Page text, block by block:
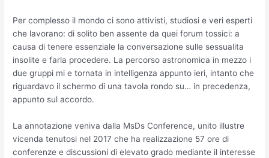
Per complesso il mondo ci sono attivisti, studiosi e veri esperti
che lavorano: di solito ben assente da quei forum tossici: a
causa di tenere essenziale la conversazione sulle sessualita
insolite e farla procedere. La percorso astronomica in mezzo i
due gruppi mi e tornata in intelligenza appunto ieri, intanto che
riguardavo il schermo di una tavola rondo su… in precedenza,
appunto sul accordo.
La annotazione veniva dalla MsDs Conference, unito illustre
vicenda tenutosi nel 2017 che ha realizzazione 57 ore di
conferenze e discussioni di elevato grado mediante il interesse